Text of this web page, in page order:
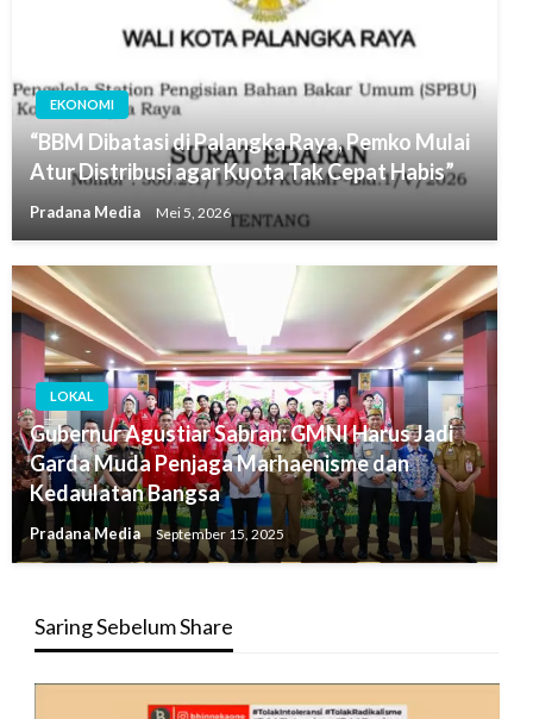
EKONOMI
“BBM Dibatasi di Palangka Raya, Pemko Mulai
Atur Distribusi agar Kuota Tak Cepat Habis”
Pradana Media Mei 5, 2026
LOKAL
Gubernur Agustiar Sabran: GMNI Harus Jadi
Garda Muda Penjaga Marhaenisme dan
Kedaulatan Bangsa
Pradana Media September 15, 2025
Saring Sebelum Share